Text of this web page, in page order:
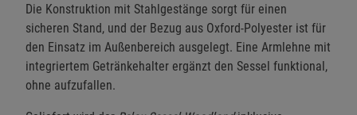
Die Konstruktion mit Stahlgestänge sorgt für einen
sicheren Stand, und der Bezug aus Oxford-Polyester ist für
den Einsatz im Außenbereich ausgelegt. Eine Armlehne mit
integriertem Getränkehalter ergänzt den Sessel funktional,
ohne aufzufallen.